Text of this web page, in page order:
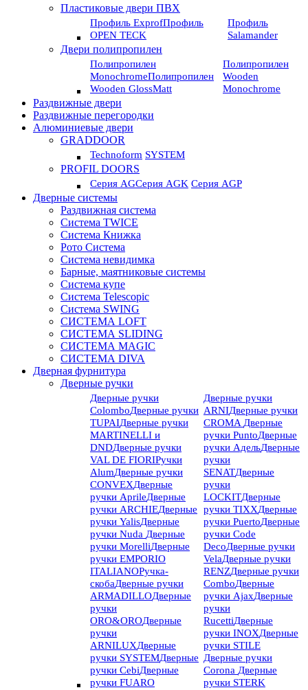
Пластиковые двери ПВХ
Профиль ExprofПрофиль
OPEN TECK
Профиль
Salamander
Двери полипропилен
Полипропилен
MonochromeПолипропилен
Wooden GlossMatt
Полипропилен
Wooden
Monochrome
Раздвижные двери
Раздвижные перегородки
Алюминиевые двери
GRADDOOR
Technoform SYSTEM
PROFIL DOORS
Серия AGСерия AGK Серия AGP
Дверные системы
Раздвижная система
Система TWICE
Система Книжка
Рото Система
Система невидимка
Барные, маятниковые системы
Система купе
Система Telescopic
Система SWING
СИСТЕМА LOFT
СИСТЕМА SLIDING
СИСТЕМА MAGIC
СИСТЕМА DIVA
Дверная фурнитура
Дверные ручки
Дверные ручки
ColomboДверные ручки
TUPAIДверные ручки
MARTINELLI и
DNDДверные ручки
VAL DE FIORIРучки
AlumДверные ручки
CONVEXДверные
ручки AprileДверные
ручки ARCHIEДверные
ручки YalisДверные
ручки Nuda Дверные
ручки MorelliДверные
ручки EMPORIO
ITALIANOРучка-
скобаДверные ручки
ARMADILLOДверные
ручки
ORO&OROДверные
ручки
ARNILUXДверные
ручки SYSTEMДверные
ручки CebiДверные
ручки FUARO
Дверные ручки
ARNIДверные ручки
CROMA Дверные
ручки PuntoДверные
ручки АдельДверные
ручки
SENATДверные
ручки
LOCKITДверные
ручки TIXXДверные
ручки PuertoДверные
ручки Code
DecoДверные ручки
VelaДверные ручки
RENZДверные ручки
ComboДверные
ручки AjaxДверные
ручки
RucettiДверные
ручки INOXДверные
ручки STILE
Дверные ручки
Corona Дверные
ручки STERK